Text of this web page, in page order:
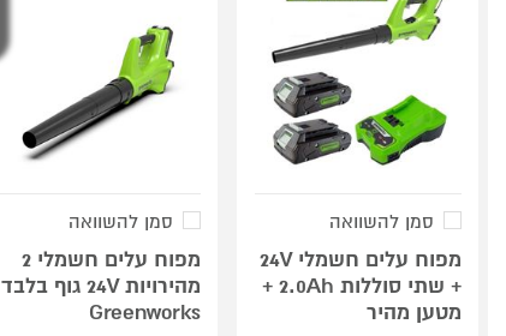
סמן להשוואה
מפוח עלים חשמלי 24V
+ שתי סוללות 2.0Ah +
מטען מהיר
סמן להשוואה
מפוח עלים חשמלי 2
מהירויות 24V גוף בלבד
Greenworks